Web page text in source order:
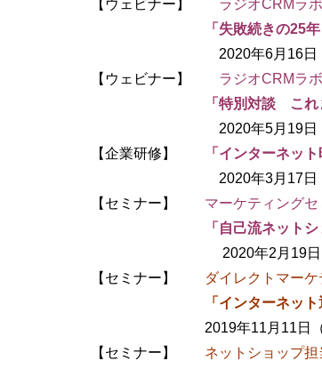
【ウェビナー】 ラジオCRMラ
「失敗続きの25
2020年6月16日（火
【ウェビナー】 ラジオCRMラ
「特別対談 これ
2020年5月19日（火
【企業研修】
「インターネッ
2020年3月17日（火）
【セミナー】 マーケティング
「自己流ネット
2020年2月19日（水）
【セミナー】
ダイレクトマー
「 インターネット
2019年11月11日（月）
【セミナー】 ネットショップ